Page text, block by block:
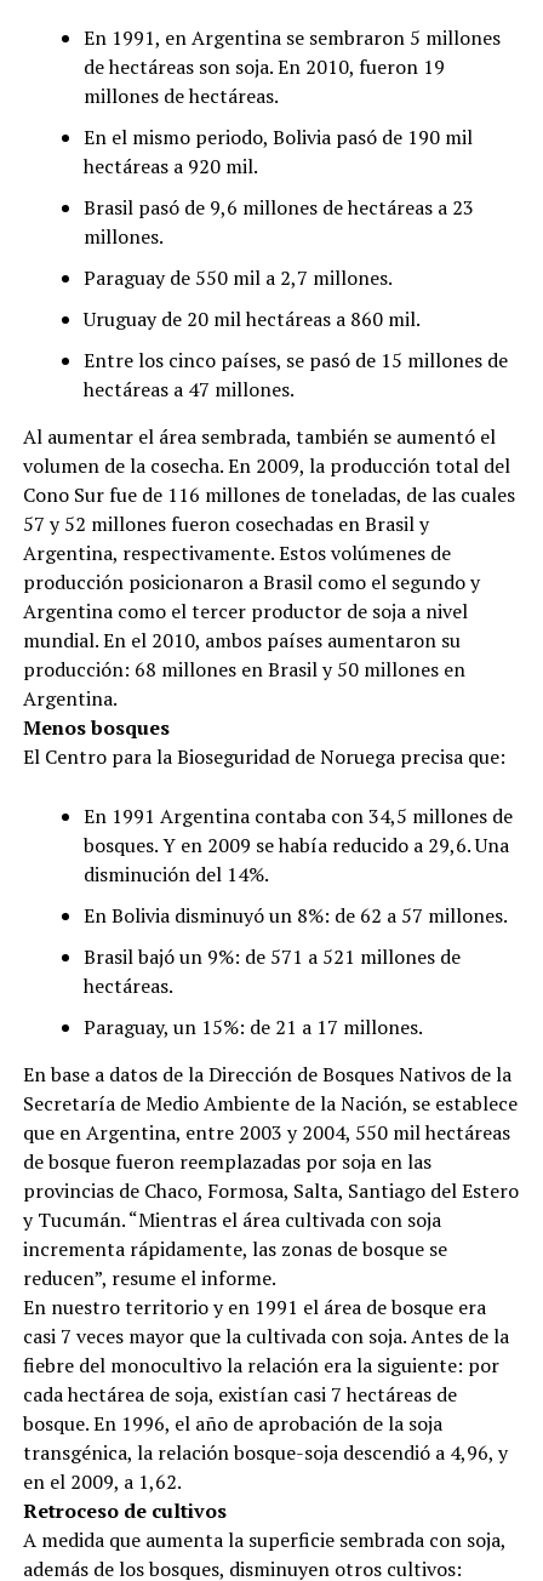
En 1991, en Argentina se sembraron 5 millones
de hectáreas son soja. En 2010, fueron 19
millones de hectáreas.
En el mismo periodo, Bolivia pasó de 190 mil
hectáreas a 920 mil.
Brasil pasó de 9,6 millones de hectáreas a 23
millones.
Paraguay de 550 mil a 2,7 millones.
Uruguay de 20 mil hectáreas a 860 mil.
Entre los cinco países, se pasó de 15 millones de
hectáreas a 47 millones.
Al aumentar el área sembrada, también se aumentó el
volumen de la cosecha. En 2009, la producción total del
Cono Sur fue de 116 millones de toneladas, de las cuales
57 y 52 millones fueron cosechadas en Brasil y
Argentina, respectivamente. Estos volúmenes de
producción posicionaron a Brasil como el segundo y
Argentina como el tercer productor de soja a nivel
mundial. En el 2010, ambos países aumentaron su
producción: 68 millones en Brasil y 50 millones en
Argentina.
Menos bosques
El Centro para la Bioseguridad de Noruega precisa que:
En 1991 Argentina contaba con 34,5 millones de
bosques. Y en 2009 se había reducido a 29,6. Una
disminución del 14%.
En Bolivia disminuyó un 8%: de 62 a 57 millones.
Brasil bajó un 9%: de 571 a 521 millones de
hectáreas.
Paraguay, un 15%: de 21 a 17 millones.
En base a datos de la Dirección de Bosques Nativos de la
Secretaría de Medio Ambiente de la Nación, se establece
que en Argentina, entre 2003 y 2004, 550 mil hectáreas
de bosque fueron reemplazadas por soja en las
provincias de Chaco, Formosa, Salta, Santiago del Estero
y Tucumán. “Mientras el área cultivada con soja
incrementa rápidamente, las zonas de bosque se
reducen”, resume el informe.
En nuestro territorio y en 1991 el área de bosque era
casi 7 veces mayor que la cultivada con soja. Antes de la
fiebre del monocultivo la relación era la siguiente: por
cada hectárea de soja, existían casi 7 hectáreas de
bosque. En 1996, el año de aprobación de la soja
transgénica, la relación bosque-soja descendió a 4,96, y
en el 2009, a 1,62.
Retroceso de cultivos
A medida que aumenta la superficie sembrada con soja,
además de los bosques, disminuyen otros cultivos: